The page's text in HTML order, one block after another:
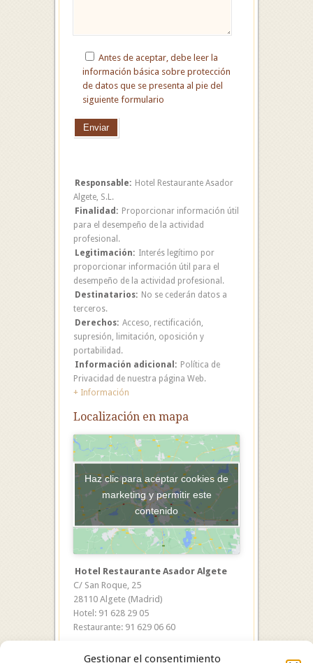
Gestionar el consentimiento
Antes de aceptar, debe leer la
información básica sobre protección
de datos que se presenta al pie del
siguiente formulario
Responsable: Hotel Restaurante Asador
Algete, S.L.
Finalidad: Proporcionar información útil
para el desempeño de la actividad
profesional.
Legitimación: Interés legítimo por
proporcionar información útil para el
desempeño de la actividad profesional.
Destinatarios: No se cederán datos a
terceros.
Derechos: Acceso, rectificación,
supresión, limitación, oposición y
portabilidad.
Información adicional: Política de
Privacidad de nuestra página Web.
+ Información
Localización en mapa
Haz clic para aceptar cookies de
marketing y permitir este
contenido
Hotel Restaurante Asador Algete
C/ San Roque, 25
28110 Algete (Madrid)
Hotel: 91 628 29 05
Restaurante: 91 629 06 60